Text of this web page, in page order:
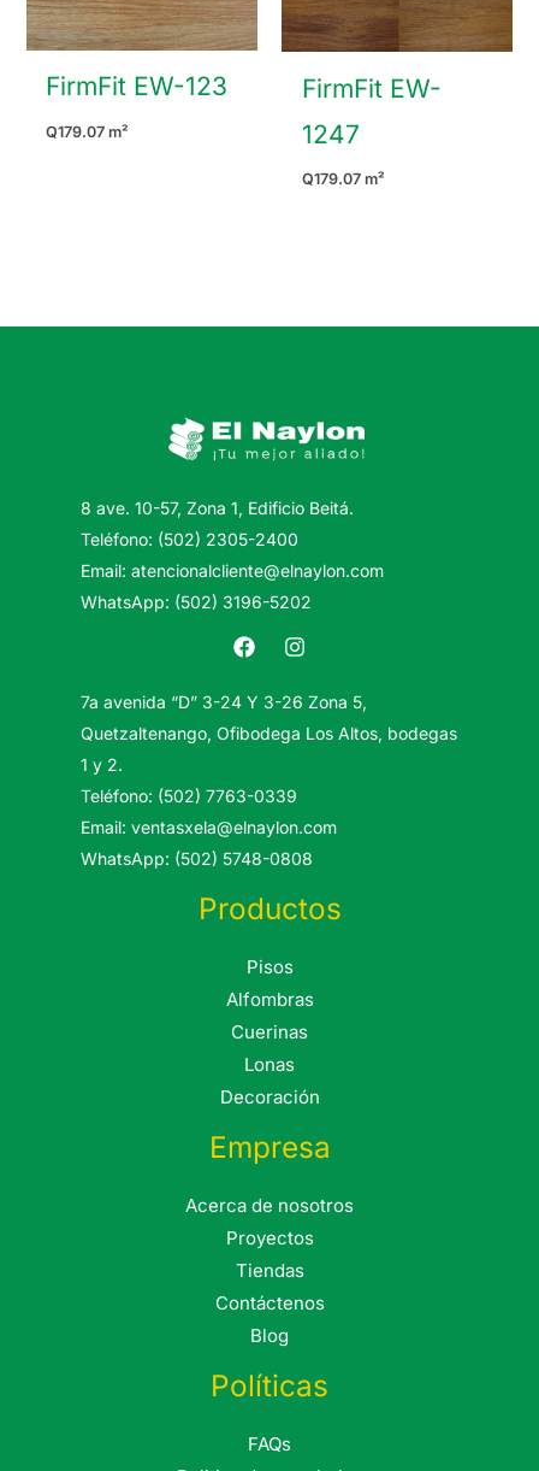
FirmFit EW-123
Q179.07 m²
FirmFit EW-
1247
Q179.07m²
8 ave. 10-57, Zona 1, Edificio Beitá.
Teléfono: (502) 2305-2400
Email: atencionalcliente@elnaylon.com
WhatsApp: (502) 3196-5202
7a avenida “D” 3-24 Y 3-26 Zona 5,
Quetzaltenango, Ofibodega Los Altos, bodegas
1 y 2.
Teléfono: (502) 7763-0339
Email: ventasxela@elnaylon.com
WhatsApp: (502) 5748-0808
Productos
Pisos
Alfombras
Cuerinas
Lonas
Decoración
Empresa
Acerca de nosotros
Proyectos
Tiendas
Contáctenos
Blog
Políticas
FAQs